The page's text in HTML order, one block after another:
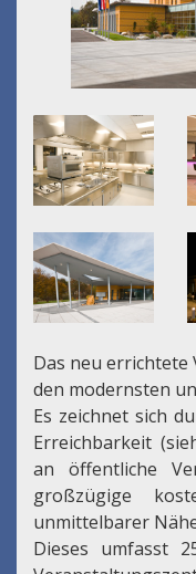
Das neu
den modernsten
Es zeichnet sich
Erreichbarkeit
an öffentliche
großzügige
unmittelbarer
Dieses umfasst